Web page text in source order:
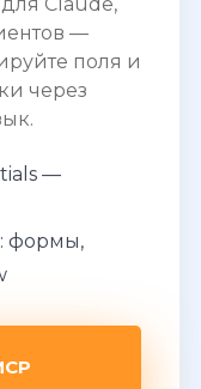
—
поля и
через
—
формы,